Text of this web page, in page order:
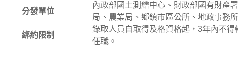
分發單位
內政部國土測繪中心、財政部國有財產
局、農業局、鄉鎮市區公所、地政事務所
綁約限制
錄取人員自取得及格資格起，3年內不
任職。